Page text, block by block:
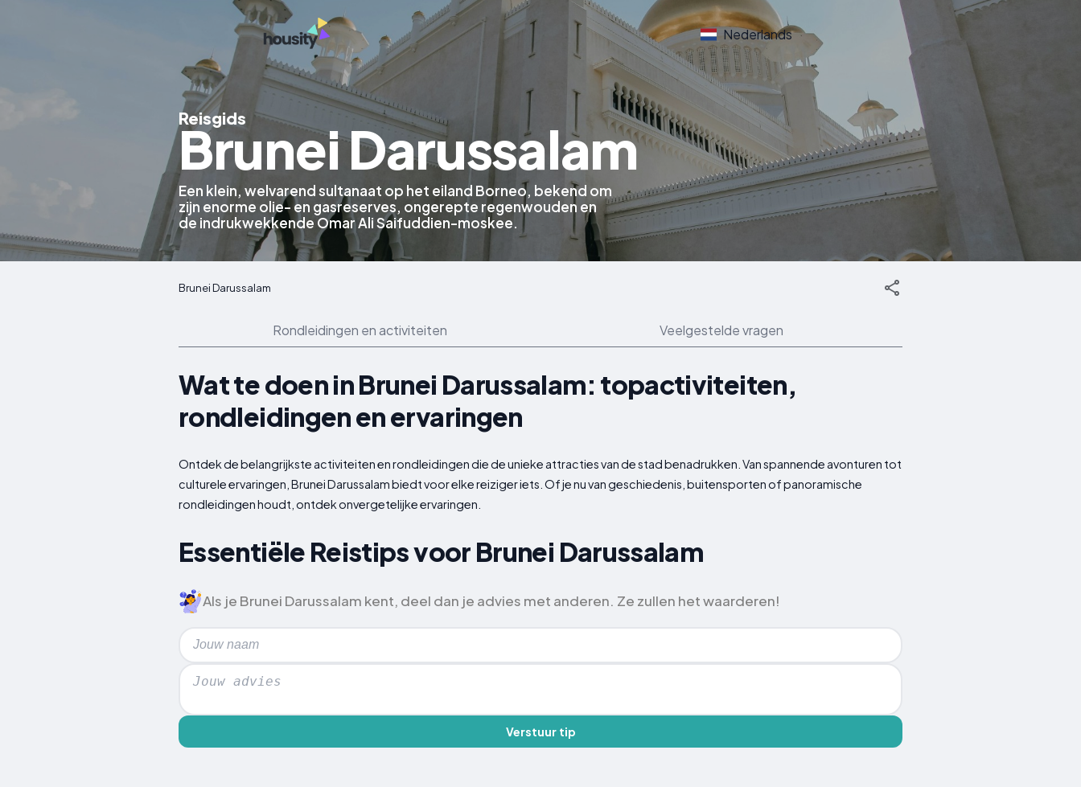
Nederlands
Reisgids
Brunei Darussalam
Een klein, welvarend sultanaat op het eiland Borneo, bekend om
zijn enorme olie- en gasreserves, ongerepte regenwouden en
de indrukwekkende Omar Ali Saifuddien-moskee.
Brunei Darussalam
Rondleidingen en activiteiten Veelgestelde vragen
Wat te doen in Brunei Darussalam: topactiviteiten,
rondleidingen en ervaringen
Ontdek de belangrijkste activiteiten en rondleidingen die de unieke attracties van de stad benadrukken. Van spannende avonturen tot
culturele ervaringen, Brunei Darussalam biedt voor elke reiziger iets. Of je nu van geschiedenis, buitensporten of panoramische
rondleidingen houdt, ontdek onvergetelijke ervaringen.
Essentiële Reistips voor Brunei Darussalam
Als je Brunei Darussalam kent, deel dan je advies met anderen. Ze zullen het waarderen!
Verstuur tip